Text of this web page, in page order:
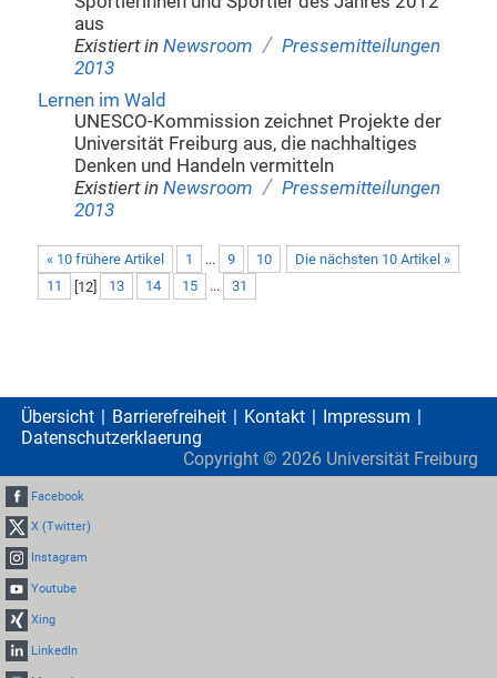
aus
Existiert in Newsroom / Pressemitteilungen
2013
Lernen im Wald
UNESCO-Kommission zeichnet Projekte der
Universität Freiburg aus, die nachhaltiges
Denken und Handeln vermitteln
Existiert in Newsroom / Pressemitteilungen
2013
« 10 frühere Artikel Die nächsten 10 Artikel »
1 ... 9
10
11
[12] 13 14 15 ... 31
Übersicht Barrierefreiheit Kontakt
Impressum
Datenschutzerklaerung
Copyright © 2026 Universität Freiburg
Facebook
X (Twitter)
Instagram
Youtube
Xing
LinkedIn